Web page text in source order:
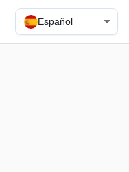
Español